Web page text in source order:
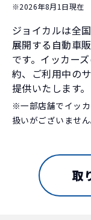
※2026年8月1日現在
ジョイカルは全
展開する自動車
です。イッカー
約、ご利用中の
提供いたします。
※一部店舗でイッ
扱いがございません
取